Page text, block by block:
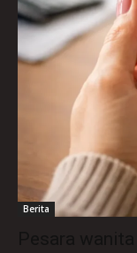
Berita